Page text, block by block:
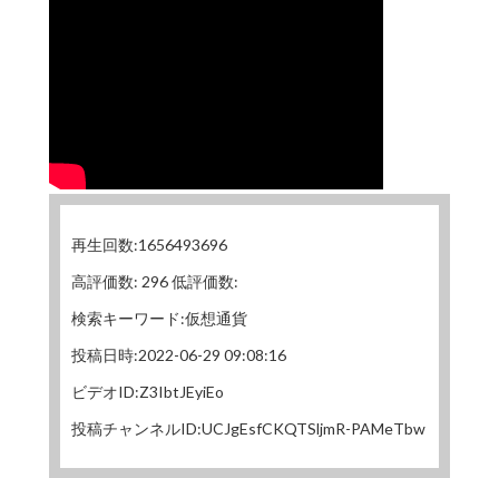
再生回数:1656493696
高評価数: 296 低評価数:
検索キーワード:仮想通貨
投稿日時:2022-06-29 09:08:16
ビデオID:Z3IbtJEyiEo
投稿チャンネルID:UCJgEsfCKQTSljmR-PAMeTbw